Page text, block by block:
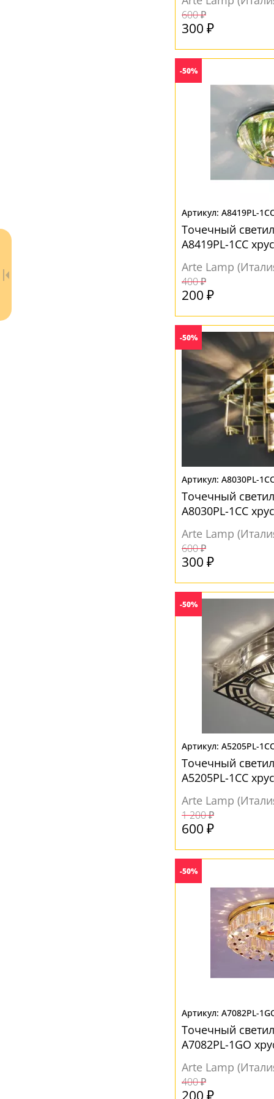
- бесплатная доставка
600 ₽
300 ₽
-50%
A8419PL-
Точечный
A8419PL-1CC
Arte Lamp
400 ₽
200 ₽
-50%
A8030PL-
Точечный
A8030PL-1CC
Arte Lamp
600 ₽
300 ₽
-50%
A5205PL-
Точечный
A5205PL-1CC
Arte Lamp
1 200 ₽
600 ₽
-50%
A7082PL-
Точечный
A7082PL-1GO
Arte Lamp
400 ₽
200 ₽